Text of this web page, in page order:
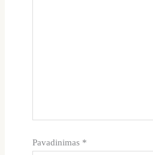
Pavadinimas *